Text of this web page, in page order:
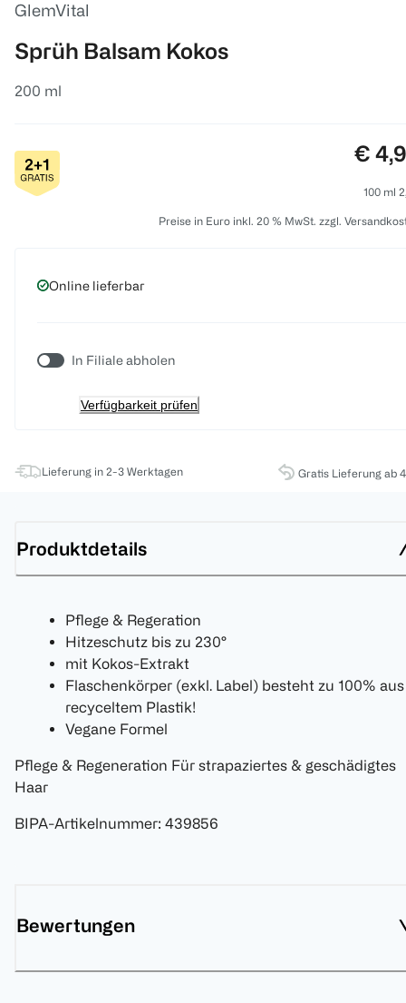
GlemVital
Sprüh Balsam Kokos
200 ml
€
100 ml
Preise in Euro inkl. 20 % MwSt. zzgl.
Online lieferbar
In Filiale abholen
Verfügbarkeit prüfen
Lieferung in 2-3 Werktagen Gratis Lieferung ab
Produktdetails
Pflege & Regeration
Hitzeschutz bis zu 230°
mit Kokos-Extrakt
Flaschenkörper (exkl. Label) besteht zu 100% aus
recyceltem Plastik!
Vegane Formel
Pflege & Regeneration Für strapaziertes & geschädigtes
Haar
BIPA-Artikelnummer: 439856
Bewertungen